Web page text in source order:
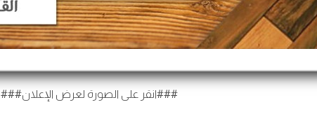
###انقر على الصورة لعرض الإعلان###